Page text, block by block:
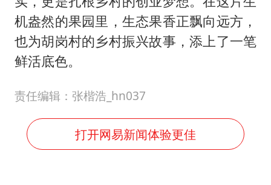
机盎然的果园里，生态果香正飘向远方，
也为胡岗村的乡村振兴故事，添上了一笔
鲜活底色。
责任编辑：张楷浩_hn037
打开网易新闻体验更佳